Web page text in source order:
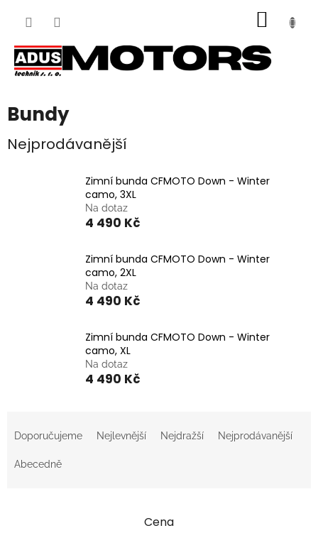
Bundy
Nejprodávanější
Zimní bunda CFMOTO Down - Winter
camo, 3XL
Na dotaz
4 490 Kč
Zimní bunda CFMOTO Down - Winter
camo, 2XL
Na dotaz
4 490 Kč
Zimní bunda CFMOTO Down - Winter
camo, XL
Na dotaz
4 490 Kč
a
e
Doporučujeme Nejlevnější Nejdražší Nejprodávanější
Abecedně
Cena